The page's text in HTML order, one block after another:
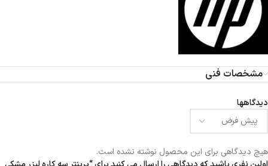
مشخصات فنی
دیدگاهها
هیچ دیدگاهی برای این محصول نوشته نشده است.